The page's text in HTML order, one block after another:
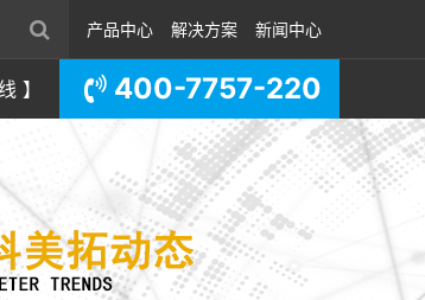
产品中心 解决方案 新闻中心
】 400-7757-220